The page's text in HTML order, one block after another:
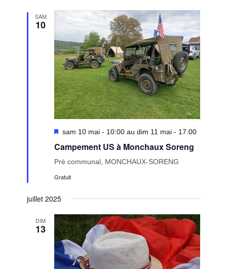
SAM
10
Mis
avant
sam 10 mai - 10:00 au dim 11 mai - 17:00
Campement US à Monchaux Soreng
Pré communal, MONCHAUX-SORENG
Gratuit
juillet 2025
DIM
13